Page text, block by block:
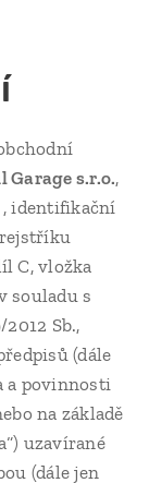
Garage s.r.o.,
, identifikační
rejstříku
C, vložka
souladu s
Sb.,
(dále
a povinnosti
na základě
uzavírané
(dále jen